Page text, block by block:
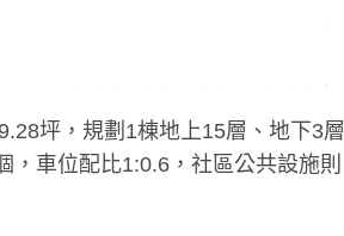
坪，規劃1棟地上15層、地下3層
車位配比1:0.6，社區公共設施則